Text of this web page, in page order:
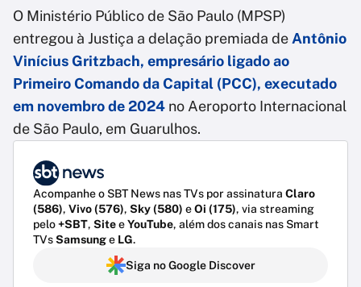
O Ministério Público de São Paulo (MPSP)
entregou à Justiça a delação premiada de Antônio
Vinícius Gritzbach, empresário ligado ao
Primeiro Comando da Capital (PCC), executado
em novembro de 2024 no Aeroporto Internacional
de São Paulo, em Guarulhos.
Acompanhe o SBT News nas TVs por assinatura Claro
(586), Vivo (576), Sky (580) eOi (175), via streaming
pelo+SBT, SiteeYouTube, além dos canais nas Smart
TVsSamsunge LG.
Siga no Google Discover